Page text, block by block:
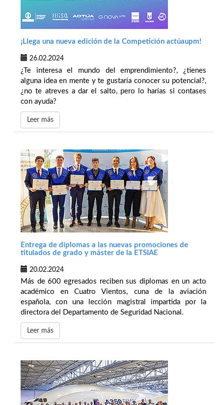
¡Llega una nueva edición de la Competición actúaupm!
26.02.2024
¿Te interesa el mundo del emprendimiento?, ¿tienes
alguna idea en mente y te gustaría conocer su potencial?,
¿no te atreves a dar el salto, pero lo harías si contases
con ayuda?
Leer más
Entrega de diplomas a las nuevas promociones de
titulados de grado y máster de la ETSIAE
20.02.2024
Más de 600 egresados reciben sus diplomas en un acto
académico en Cuatro Vientos, cuna de la aviación
española, con una lección magistral impartida por la
directora del Departamento de Seguridad Nacional.
Leer más